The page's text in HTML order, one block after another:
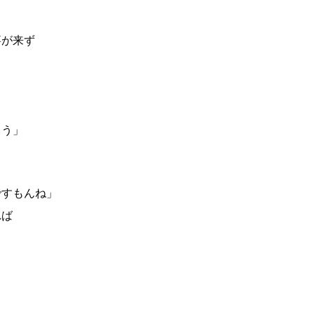
来ず
」
もんね」